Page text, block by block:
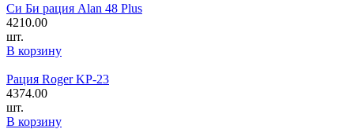
Си Би рация Alan 48 Plus
4210.00
шт.
В корзину
Рация Roger KP-23
4374.00
шт.
В корзину